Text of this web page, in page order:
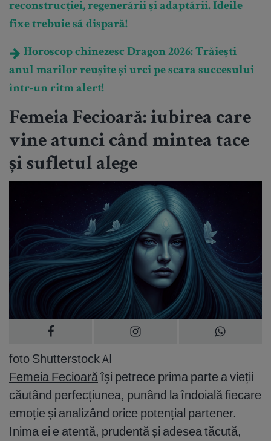
reconstrucției, regenerării și adaptării. Ideile
fixe trebuie să dispară!
Horoscop chinezesc Dragon 2026: Trăiești
anul marilor reușite și urci pe scara succesului
într-un ritm alert!
Femeia Fecioară: iubirea care
vine atunci când mintea tace
și sufletul alege
foto Shutterstock AI
Femeia Fecioarăîși petrece prima parte a vieții
căutând perfecțiunea, punând la îndoială fiecare
emoție și analizând orice potențial partener.
Inima ei e atentă, prudentă și adesea tăcută,